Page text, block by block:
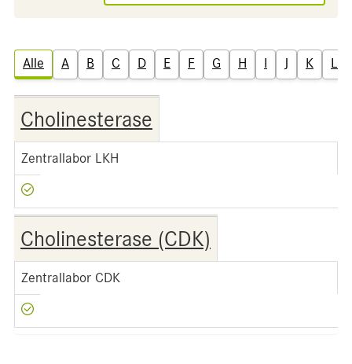
Alle A B C D E F G H I J K L
Cholinesterase
Zentrallabor LKH
Cholinesterase (CDK)
Zentrallabor CDK